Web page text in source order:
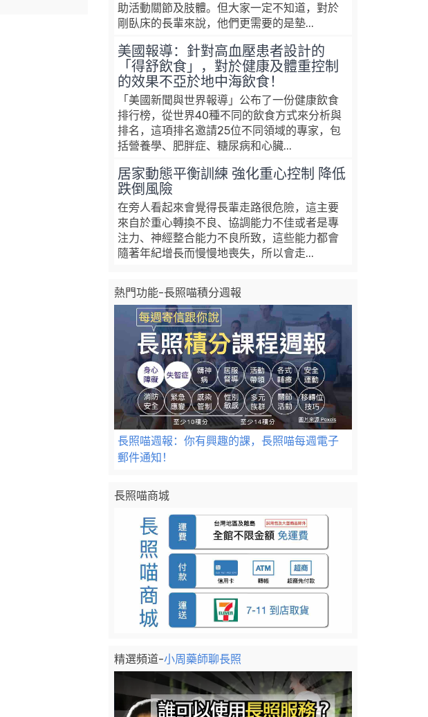
助活動關節及肢體。但大家一定不知道，對於
剛臥床的長輩來說，他們更需要的是墊...
美國報導：針對高血壓患者設計的
「得舒飲食」，對於健康及體重控制
的效果不亞於地中海飲食！
「美國新聞與世界報導」公布了一份健康飲食
排行榜，從世界40種不同的飲食方式來分析與
排名，這項排名邀請25位不同領域的專家，包
括營養學、肥胖症、糖尿病和心臟...
居家動態平衡訓練 強化重心控制 降低
跌倒風險
在旁人看起來會覺得長輩走路很危險，這主要
來自於重心轉換不良、協調能力不佳或者是專
注力、神經整合能力不良所致，這些能力都會
隨著年紀增長而慢慢地喪失，所以會走...
熱門功能-長照喵積分週報
長照喵週報：你有興趣的課，長照喵每週電子
郵件通知！
長照喵商城
精選頻道-小周藥師聊長照